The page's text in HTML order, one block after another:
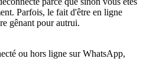
Parfois, le fait d'être en ligne
gênant pour autrui.
ou hors ligne sur WhatsApp,